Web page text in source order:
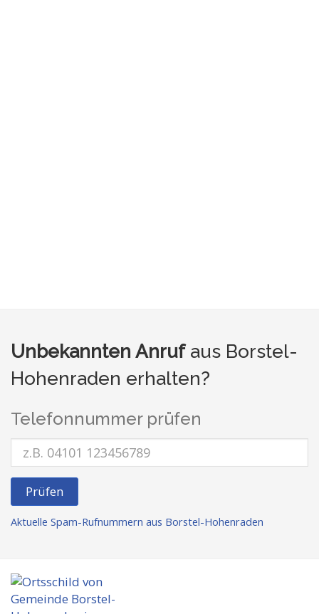
Unbekannten Anrufaus Borstel-
Hohenraden erhalten?
Telefonnummer prüfen
Prüfen
Aktuelle Spam-Rufnummern aus Borstel-Hohenraden